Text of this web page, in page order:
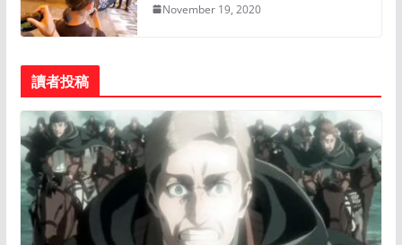
November 19, 2020
讀者投稿